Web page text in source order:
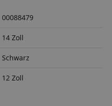
00088479
14 Zoll
Schwarz
12 Zoll